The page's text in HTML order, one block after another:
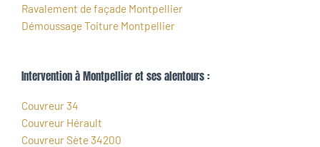
Ravalement de façade Montpellier
Démoussage Toiture Montpellier
Intervention à Montpellier et ses alentours :
Couvreur 34
Couvreur Hérault
Couvreur Sète 34200